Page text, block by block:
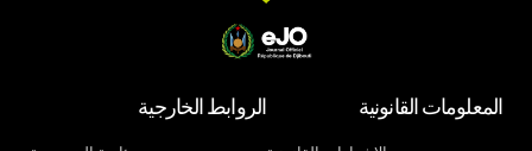
المعلومات القانونية الروابط الخارجية